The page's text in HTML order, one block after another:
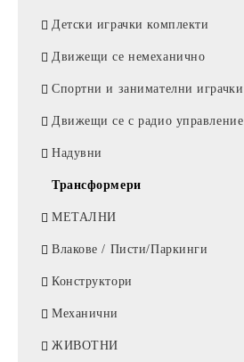
Гелови химикали
Графити за молив
Детски играчки комплекти
Движещи се немеханично
Спортни и занимателни играчки
Движещи се с радио управление
Надувни
Трансформери
МЕТАЛНИ
Влакове / Писти/Паркинги
Конструктори
Механични
ЖИВОТНИ